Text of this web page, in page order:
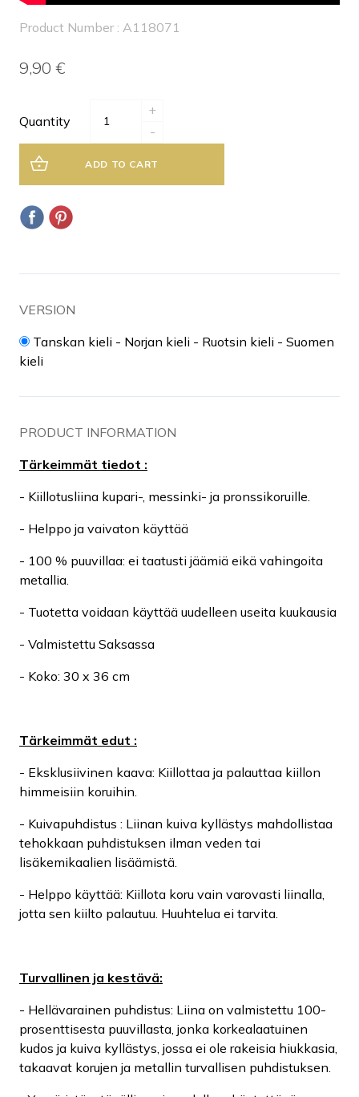
Product Number : A118071
9,90 €
Quantity
+
-
ADD TO CART
VERSION
Tanskan kieli - Norjan kieli - Ruotsin kieli - Suomen
kieli
PRODUCT INFORMATION
Tärkeimmät tiedot :
- Kiillotusliina kupari-, messinki- ja pronssikoruille.
- Helppo ja vaivaton käyttää
- 100 % puuvillaa: ei taatusti jäämiä eikä vahingoita
metallia.
- Tuotetta voidaan käyttää uudelleen useita kuukausia
- Valmistettu Saksassa
- Koko: 30 x 36 cm
Tärkeimmät edut :
- Eksklusiivinen kaava: Kiillottaa ja palauttaa kiillon
himmeisiin koruihin.
- Kuivapuhdistus : Liinan kuiva kyllästys mahdollistaa
tehokkaan puhdistuksen ilman veden tai
lisäkemikaalien lisäämistä.
- Helppo käyttää: Kiillota koru vain varovasti liinalla,
jotta sen kiilto palautuu. Huuhtelua ei tarvita.
Turvallinen ja kestävä:
- Hellävarainen puhdistus: Liina on valmistettu 100-
prosenttisesta puuvillasta, jonka korkealaatuinen
kudos ja kuiva kyllästys, jossa ei ole rakeisia hiukkasia,
takaavat korujen ja metallin turvallisen puhdistuksen.